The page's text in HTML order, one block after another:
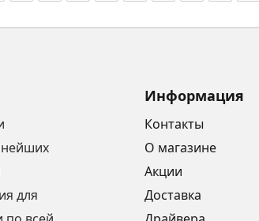
для
Информация
Контакты
О магазине
Акции
Доставка